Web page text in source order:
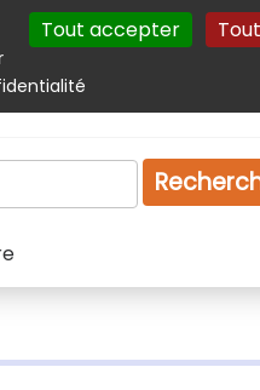
Tout accepter
Autres services Plan du site
Droit